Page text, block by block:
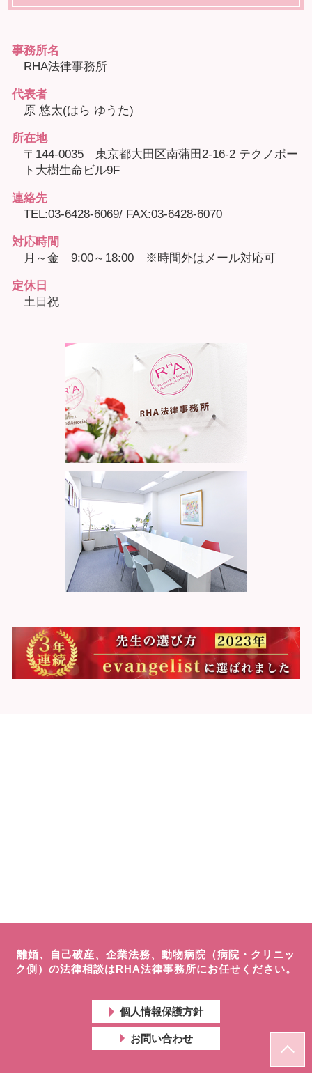
事務所名
RHA法律事務所
代表者
原 悠太(はら ゆうた)
所在地
〒144-0035 東京都大田区南蒲田2-16-2 テクノポー
ト大樹生命ビル9F
連絡先
TEL:03-6428-6069/ FAX:03-6428-6070
対応時間
月～金 9:00～18:00 ※時間外はメール対応可
定休日
土日祝
離婚、自己破産、企業法務、動物病院（病院・クリニッ
ク側）の法律相談はRHA法律事務所にお任せください。
個人情報保護方針
お問い合わせ